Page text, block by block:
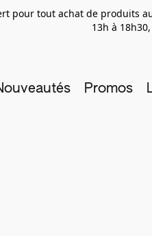
pour tout achat de produits
13h à
Promos